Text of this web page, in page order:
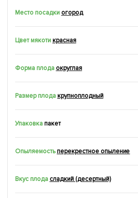
Место посадки огород
Цвет мякотикрасная
Форма плода округлая
Размер плодакрупноплодный
Упаковкапакет
Опыляемостьперекрестное опыление
Вкус плода сладкий (десертный)